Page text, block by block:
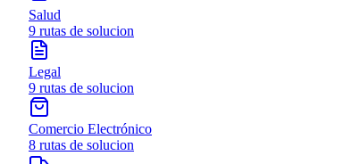
Salud
9 rutas de solucion
Legal
9 rutas de solucion
Comercio Electrónico
8 rutas de solucion